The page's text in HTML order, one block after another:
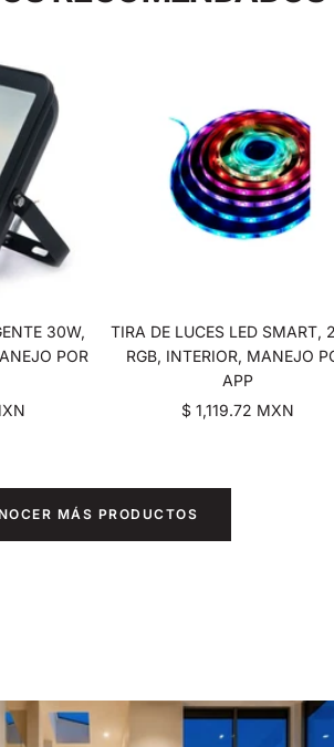
30W,
POR
TIRA DE LUCES LED SMART,
RGB, INTERIOR, MANEJO
APP
Precio
$ 1,119.72 MXN
MÁS PRODUCTOS